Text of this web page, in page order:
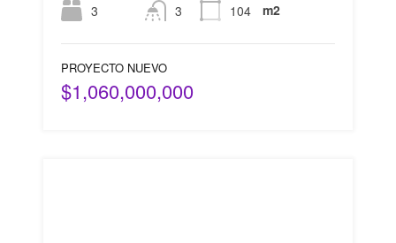
3 3 104 m2
PROYECTO NUEVO
$1,060,000,000